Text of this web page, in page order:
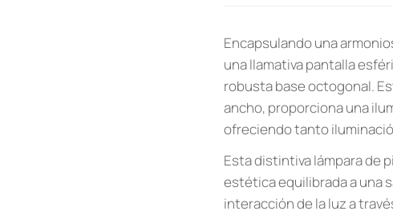
Encapsulando una
una llamativa pantalla
robusta base octogonal.
ancho, proporciona una
ofreciendo tanto
Esta distintiva lámpara de
estética equilibrada a una
interacción de la luz a